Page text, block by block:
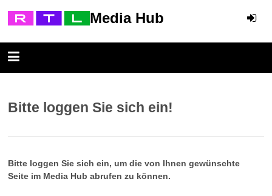
Media Hub
Bitte loggen Sie sich ein!
Bitte loggen Sie sich ein, um die von Ihnen gewünschte
Seite im Media Hub abrufen zu können.